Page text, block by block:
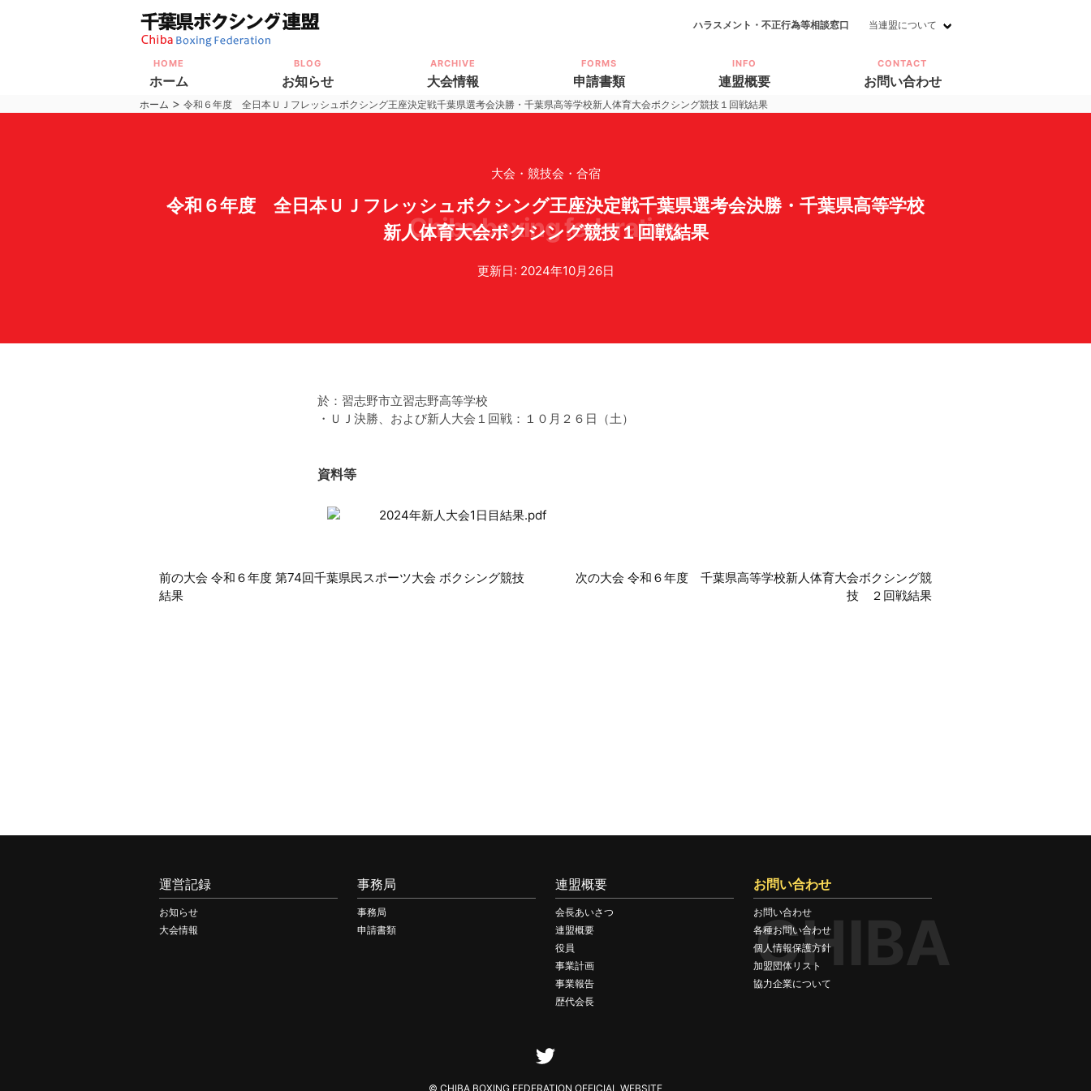
ハラスメント・不正行為等相談窓口 当連盟について
HOME
ホーム
BLOG
お知らせ
ARCHIVE
大会情報
FORMS
申請書類
INFO
連盟概要
CONTACT
お問い合わせ
ホーム > 令和６年度 全日本ＵＪフレッシュボクシング王座決定戦千葉県選考会決勝・千葉県高等学校新人体育大会ボクシング競技１回戦結果
chiba boxing federation
大会・競技会・合宿
令和６年度 全日本ＵＪフレッシュボクシング王座決定戦千葉県選考会決勝・千葉県高等学校
新人体育大会ボクシング競技１回戦結果
更新日: 2024年10月26日
於：習志野市立習志野高等学校
・ＵＪ決勝、および新人大会１回戦：１０月２６日（土）
資料等
2024年新人大会1日目結果.pdf
前
後
前の大会 令和６年度 第74回千葉県民スポーツ大会 ボクシング競技
結果
次の大会 令和６年度 千葉県高等学校新人体育大会ボクシング競
技 ２回戦結果
CHIBA
運営記録
お知らせ
大会情報
事務局
事務局
申請書類
連盟概要
会長あいさつ
連盟概要
役員
事業計画
事業報告
歴代会長
お問い合わせ
お問い合わせ
各種お問い合わせ
個人情報保護方針
加盟団体リスト
協力企業について
© CHIBA BOXING FEDERATION OFFICIAL WEBSITE